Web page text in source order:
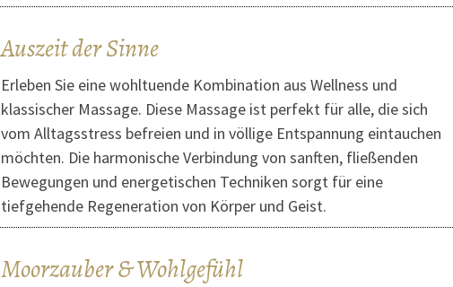
Auszeit der Sinne
Erleben Sie eine wohltuende Kombination aus Wellness und
klassischer Massage. Diese Massage ist perfekt für alle, die sich
vom Alltagsstress befreien und in völlige Entspannung eintauchen
möchten. Die harmonische Verbindung von sanften, fließenden
Bewegungen und energetischen Techniken sorgt für eine
tiefgehende Regeneration von Körper und Geist.
Moorzauber & Wohlgefühl